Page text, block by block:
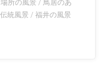
所の風景 / 鳥居のあ
統風景 /福井の風景